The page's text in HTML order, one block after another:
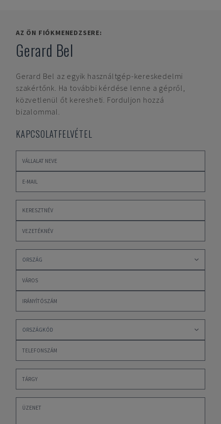
AZ ÖN FIÓKMENEDZSERE:
Gerard Bel
Gerard Bel az egyik használtgép-kereskedelmi
szakértőnk. Ha további kérdése lenne a gépről,
közvetlenül őt keresheti. Forduljon hozzá
bizalommal.
KAPCSOLATFELVÉTEL